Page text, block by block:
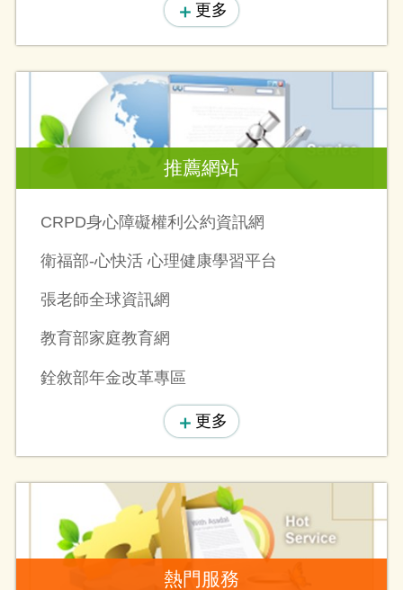
更多
推薦網站
CRPD身心障礙權利公約資訊網
衛福部-心快活 心理健康學習平台
張老師全球資訊網
教育部家庭教育網
銓敘部年金改革專區
更多
熱門服務